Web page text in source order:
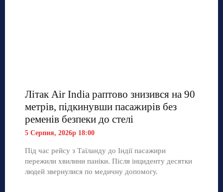
Літак Air India раптово знизився на 90
метрів, підкинувши пасажирів без
ременів безпеки до стелі
5 Серпня, 2026р 18:00
Під час рейсу з Таїланду до Індії пасажири
пережили хвилини паніки. Після інциденту десятки
людей звернулися по медичну допомогу.